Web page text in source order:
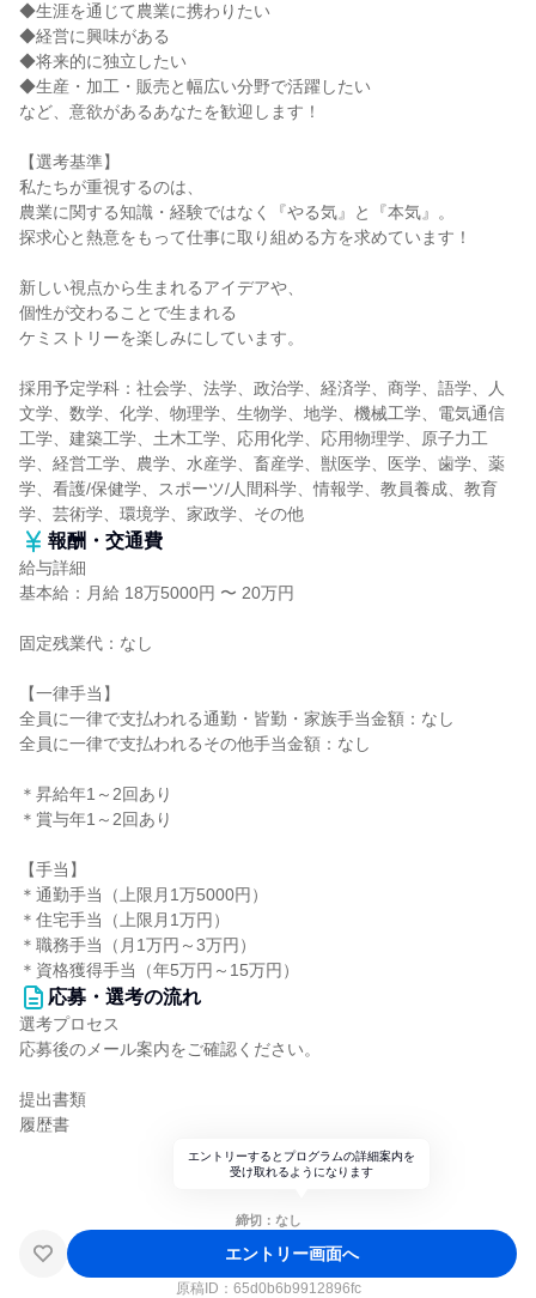
◆生涯を通じて農業に携わりたい
◆経営に興味がある
◆将来的に独立したい
◆生産・加工・販売と幅広い分野で活躍したい
など、意欲があるあなたを歓迎します！
【選考基準】
私たちが重視するのは、
農業に関する知識・経験ではなく『やる気』と『本気』。
探求心と熱意をもって仕事に取り組める方を求めています！
新しい視点から生まれるアイデアや、
個性が交わることで生まれる
ケミストリーを楽しみにしています。
採用予定学科：社会学、法学、政治学、経済学、商学、語学、人
文学、数学、化学、物理学、生物学、地学、機械工学、電気通信
工学、建築工学、土木工学、応用化学、応用物理学、原子力工
学、経営工学、農学、水産学、畜産学、獣医学、医学、歯学、薬
学、看護/保健学、スポーツ/人間科学、情報学、教員養成、教育
学、芸術学、環境学、家政学、その他
報酬・交通費
給与詳細
基本給：月給 18万5000円 〜 20万円
固定残業代：なし
【一律手当】
全員に一律で支払われる通勤・皆勤・家族手当金額：なし
全員に一律で支払われるその他手当金額：なし
＊昇給年1～2回あり
＊賞与年1～2回あり
【手当】
＊通勤手当（上限月1万5000円）
＊住宅手当（上限月1万円）
＊職務手当（月1万円～3万円）
＊資格獲得手当（年5万円～15万円）
応募・選考の流れ
選考プロセス
応募後のメール案内をご確認ください。
提出書類
履歴書
エントリーするとプログラムの詳細案内を
受け取れるようになります
締切：なし
エントリー画面へ
原稿ID： 65d0b6b9912896fc